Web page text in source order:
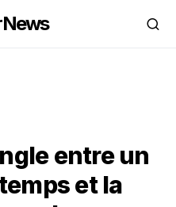
entre un
et la